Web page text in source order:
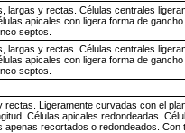
largas y rectas. Células centrales
apicales con ligera forma de
septos.
largas y rectas. Células centrales
apicales con ligera forma de
septos.
rectas. Ligeramente curvadas con el
Células apicales redondeadas.
apenas recortados o redondeados. Con